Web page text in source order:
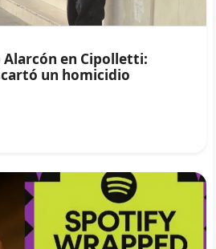
en Cipolletti:
un homicidio